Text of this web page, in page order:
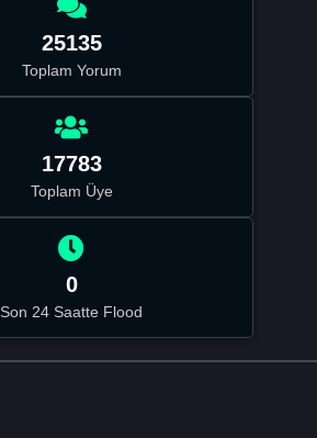
25135
Toplam Yorum
17783
Toplam Üye
0
Son 24 Saatte Flood